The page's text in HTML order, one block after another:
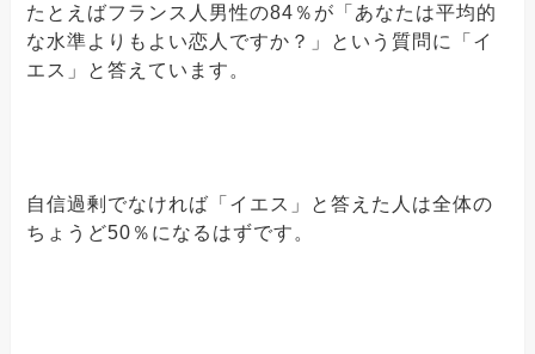
たとえばフランス人男性の84％が「あなたは平均的
な水準よりもよい恋人ですか？」という質問に「イ
エス」と答えています。
自信過剰でなければ「イエス」と答えた人は全体の
ちょうど50％になるはずです。